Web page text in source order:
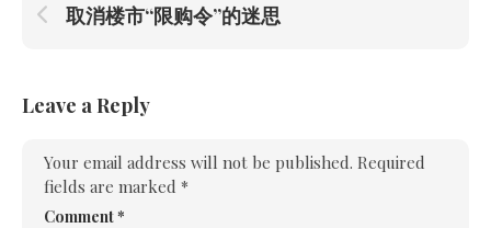
取消楼市“限购令”的迷思
Leave a Reply
Your email address will not be published. Required
fields are marked *
Comment*